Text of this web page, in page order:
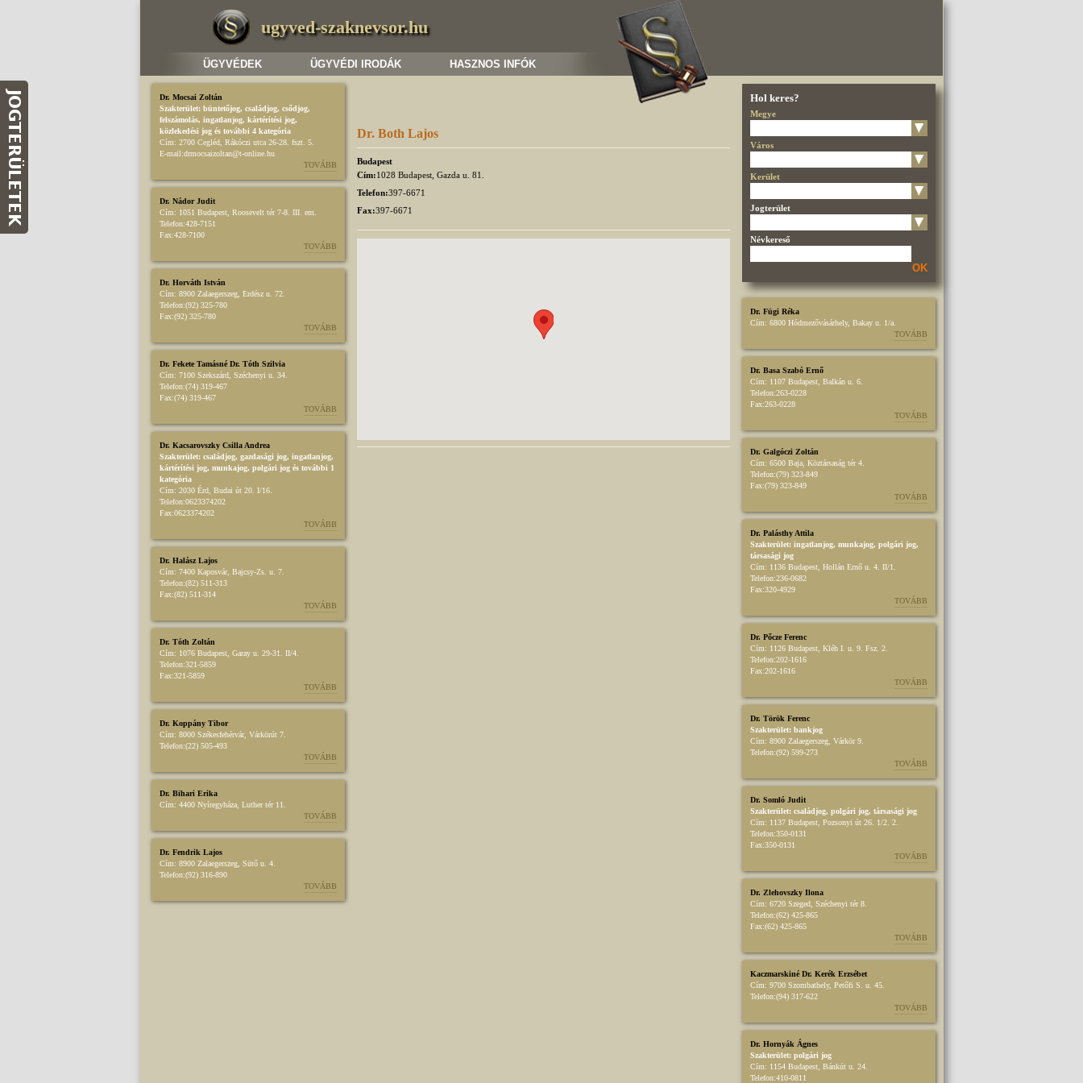
ugyved-szaknevsor.hu
ÜGYVÉDEK ÜGYVÉDI IRODÁK HASZNOS INFÓK
Dr. Mocsai Zoltán
Szakterület: büntetőjog, családjog, csődjog,
felszámolás, ingatlanjog, kártérítési jog,
közlekedési jog és további 4 kategória
Cím: 2700 Cegléd, Rákóczi utca 26-28. fszt. 5.
E-mail:drmocsaizoltan@t-online.hu
TOVÁBB
Dr. Nádor Judit
Cím: 1051 Budapest, Roosevelt tér 7-8. III. em.
Telefon:428-7151
Fax:428-7100
TOVÁBB
Dr. Horváth István
Cím: 8900 Zalaegerszeg, Erdész u. 72.
Telefon:(92) 325-780
Fax:(92) 325-780
TOVÁBB
Dr. Fekete Tamásné Dr. Tóth Szilvia
Cím: 7100 Szekszárd, Széchenyi u. 34.
Telefon:(74) 319-467
Fax:(74) 319-467
TOVÁBB
Dr. Kacsarovszky Csilla Andrea
Szakterület: családjog, gazdasági jog, ingatlanjog,
kártérítési jog, munkajog, polgári jog és további 1
kategória
Cím: 2030 Érd, Budai út 20. I/16.
Telefon:0623374202
Fax:0623374202
TOVÁBB
Dr. Halász Lajos
Cím: 7400 Kaposvár, Bajcsy-Zs. u. 7.
Telefon:(82) 511-313
Fax:(82) 511-314
TOVÁBB
Dr. Tóth Zoltán
Cím: 1076 Budapest, Garay u. 29-31. II/4.
Telefon:321-5859
Fax:321-5859
TOVÁBB
Dr. Koppány Tibor
Cím: 8000 Székesfehérvár, Várkörút 7.
Telefon:(22) 505-493
TOVÁBB
Dr. Bihari Erika
Cím: 4400 Nyíregyháza, Luther tér 11.
TOVÁBB
Dr. Fendrik Lajos
Cím: 8900 Zalaegerszeg, Sütő u. 4.
Telefon:(92) 316-890
TOVÁBB
Dr. Both Lajos
Budapest
Cím:1028 Budapest, Gazda u. 81.
Telefon:397-6671
Fax:397-6671
Hol keres?
Megye
Város
Kerület
Jogterület
Névkereső
OK
Dr. Fügi Réka
Cím: 6800 Hódmezővásárhely, Bakay u. 1/a.
TOVÁBB
Dr. Basa Szabó Ernő
Cím: 1107 Budapest, Balkán u. 6.
Telefon:263-0228
Fax:263-0228
TOVÁBB
Dr. Galgóczi Zoltán
Cím: 6500 Baja, Köztársaság tér 4.
Telefon:(79) 323-849
Fax:(79) 323-849
TOVÁBB
Dr. Palásthy Attila
Szakterület: ingatlanjog, munkajog, polgári jog,
társasági jog
Cím: 1136 Budapest, Hollán Ernő u. 4. II/1.
Telefon:236-0682
Fax:320-4929
TOVÁBB
Dr. Pőcze Ferenc
Cím: 1126 Budapest, Kléh I. u. 9. Fsz. 2.
Telefon:202-1616
Fax:202-1616
TOVÁBB
Dr. Török Ferenc
Szakterület: bankjog
Cím: 8900 Zalaegerszeg, Várkör 9.
Telefon:(92) 599-273
TOVÁBB
Dr. Somló Judit
Szakterület: családjog, polgári jog, társasági jog
Cím: 1137 Budapest, Pozsonyi út 26. 1/2. 2.
Telefon:350-0131
Fax:350-0131
TOVÁBB
Dr. Zlehovszky Ilona
Cím: 6720 Szeged, Széchenyi tér 8.
Telefon:(62) 425-865
Fax:(62) 425-865
TOVÁBB
Kaczmarskiné Dr. Kerék Erzsébet
Cím: 9700 Szombathely, Petőfi S. u. 45.
Telefon:(94) 317-622
TOVÁBB
Dr. Hornyák Ágnes
Szakterület: polgári jog
Cím: 1154 Budapest, Bánkút u. 24.
Telefon:410-0811